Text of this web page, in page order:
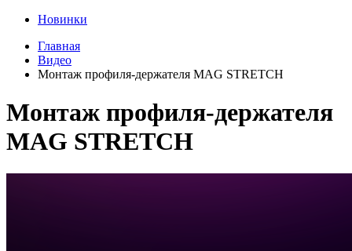
Новинки
Главная
Видео
Монтаж профиля-держателя MAG STRETCH
Монтаж профиля-держателя
MAG STRETCH